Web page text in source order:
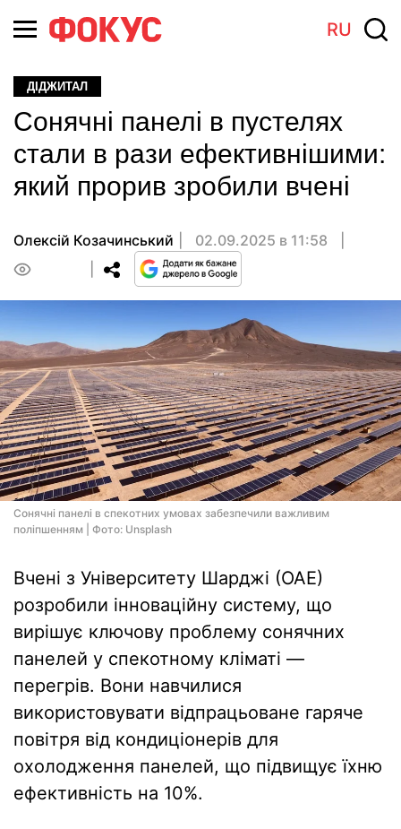
RU
ДІДЖИТАЛ
Сонячні панелі в пустелях
стали в рази ефективнішими:
який прорив зробили вчені
Олексій Козачинський
02.09.2025 в 11:58
Сонячні панелі в спекотних умовах забезпечили важливим
поліпшенням | Фото: Unsplash
Вчені з Університету Шарджі (ОАЕ)
розробили інноваційну систему, що
вирішує ключову проблему сонячних
панелей у спекотному кліматі —
перегрів. Вони навчилися
використовувати відпрацьоване гаряче
повітря від кондиціонерів для
охолодження панелей, що підвищує їхню
ефективність на 10%.